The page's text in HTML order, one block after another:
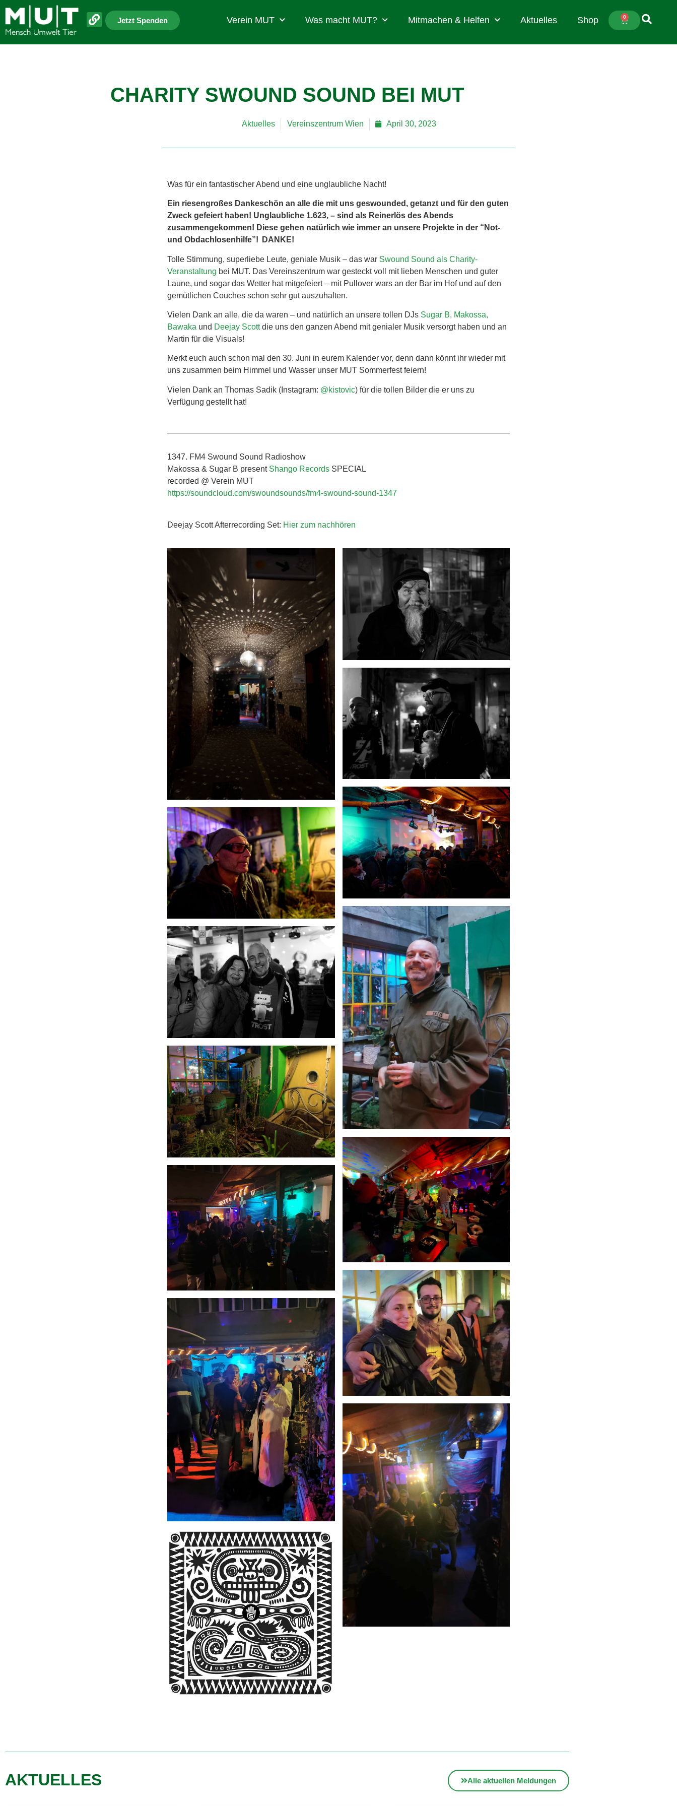
Jetzt Spenden Verein MUT Was macht MUT? Mitmachen & Helfen Aktuelles Shop 0
CHARITY SWOUND SOUND BEI MUT
Aktuelles Vereinszentrum Wien April 30, 2023
Was für ein fantastischer Abend und eine unglaubliche Nacht!
Ein riesengroßes Dankeschön an alle die mit uns geswounded, getanzt und für den guten
Zweck gefeiert haben! Unglaubliche 1.623, – sind als Reinerlös des Abends
zusammengekommen! Diese gehen natürlich wie immer an unsere Projekte in der “Not-
und Obdachlosenhilfe”! DANKE!
Tolle Stimmung, superliebe Leute, geniale Musik – das war Swound Sound als Charity-
Veranstaltung bei MUT. Das Vereinszentrum war gesteckt voll mit lieben Menschen und guter
Laune, und sogar das Wetter hat mitgefeiert – mit Pullover wars an der Bar im Hof und auf den
gemütlichen Couches schon sehr gut auszuhalten.
Vielen Dank an alle, die da waren – und natürlich an unsere tollen DJs Sugar B, Makossa,
Bawaka und Deejay Scottdie uns den ganzen Abend mit genialer Musik versorgt haben und an
Martin für die Visuals!
Merkt euch auch schon mal den 30. Juni in eurem Kalender vor, denn dann könnt ihr wieder mit
uns zusammen beim Himmel und Wasser unser MUT Sommerfest feiern!
Vielen Dank an Thomas Sadik (Instagram: @kistovic) für die tollen Bilder die er uns zu
Verfügung gestellt hat!
1347. FM4 Swound Sound Radioshow
Makossa & Sugar B present Shango Records SPECIAL
recorded @ Verein MUT
https://soundcloud.com/swoundsounds/fm4-swound-sound-1347
Deejay Scott Afterrecording Set: Hier zum nachhören
AKTUELLES Alle aktuellen Meldungen